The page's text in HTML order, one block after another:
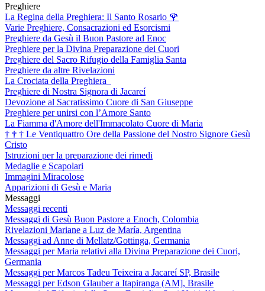
Preghiere
La Regina della Preghiera: Il Santo Rosario 🌹
Varie Preghiere, Consacrazioni ed Esorcismi
Preghiere da Gesù il Buon Pastore ad Enoc
Preghiere per la Divina Preparazione dei Cuori
Preghiere del Sacro Rifugio della Famiglia Santa
Preghiere da altre Rivelazioni
La Crociata della Preghiera
Preghiere di Nostra Signora di Jacareí
Devozione al Sacratissimo Cuore di San Giuseppe
Preghiere per unirsi con l’Amore Santo
La Fiamma d'Amore dell'Immacolato Cuore di Maria
† † † Le Ventiquattro Ore della Passione del Nostro Signore Gesù
Cristo
Istruzioni per la preparazione dei rimedi
Medaglie e Scapolari
Immagini Miracolose
Apparizioni di Gesù e Maria
Messaggi
Messaggi recenti
Messaggi di Gesù Buon Pastore a Enoch, Colombia
Rivelazioni Mariane a Luz de María, Argentina
Messaggi ad Anne di Mellatz/Gottinga, Germania
Messaggi per Maria relativi alla Divina Preparazione dei Cuori,
Germania
Messaggi per Marcos Tadeu Teixeira a Jacareí SP, Brasile
Messaggi per Edson Glauber a Itapiranga (AM], Brasile